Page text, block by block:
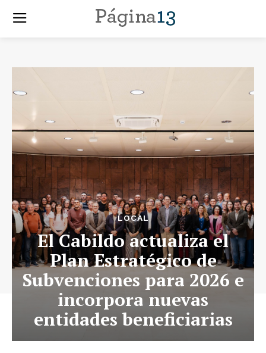
LOCAL
El Cabildo actualiza el
Plan Estratégico de
Subvenciones para 2026 e
incorpora nuevas
entidades beneficiarias